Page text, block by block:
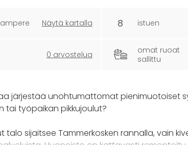
Näytä kartalla
0 arvostelua
8 istuen
omat ruoat
sallittu
järjestää unohtumattomat pienimuotoiset
tai työpaikan pikkujoulut?
talo sijaitsee Tammerkosken rannalla, vain